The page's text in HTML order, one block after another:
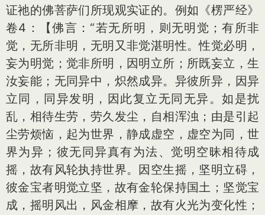
证祂的佛菩萨们所现观实证的。例如《楞严经》
卷4：【佛言：“若无所明，则无明觉；有所非
觉，无所非明，无明又非觉湛明性。性觉必明，
妄为明觉；觉非所明，因明立所；所既妄立，生
汝妄能；无同异中，炽然成异。异彼所异，因异
立同，同异发明，因此复立无同无异。如是扰
乱，相待生劳，劳久发尘，自相浑浊；由是引起
尘劳烦恼，起为世界，静成虚空，虚空为同，世
界为异；彼无同异真有为法、觉明空昧相待成
摇，故有风轮执持世界。因空生摇，坚明立碍，
彼金宝者明觉立坚，故有金轮保持国土；坚觉宝
成，摇明风出，风金相摩，故有火光为变化性；